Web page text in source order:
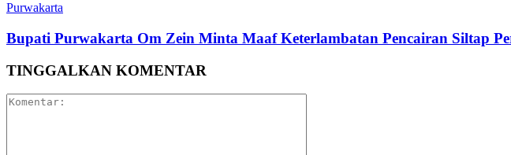
Purwakarta
Bupati Purwakarta Om Zein Minta Maaf Keterlambatan Pencairan Siltap
TINGGALKAN KOMENTAR